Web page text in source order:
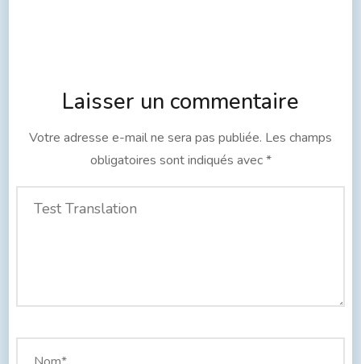
Laisser un commentaire
Votre adresse e-mail ne sera pas publiée. Les champs
obligatoires sont indiqués avec*